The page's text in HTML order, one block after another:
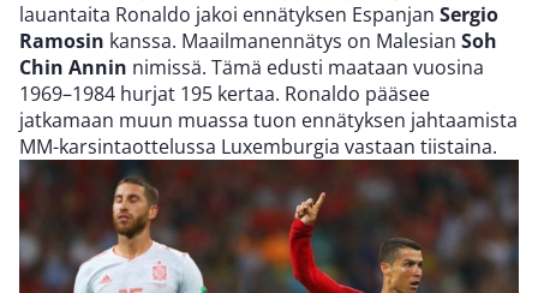
lauantaita Ronaldo jakoi ennätyksen Espanjan Sergio
Ramosin kanssa. Maailmanennätys on Malesian Soh
Chin Annin nimissä. Tämä edusti maataan vuosina
1969–1984 hurjat 195 kertaa. Ronaldo pääsee
jatkamaan muun muassa tuon ennätyksen jahtaamista
MM-karsintaottelussa Luxemburgia vastaan tiistaina.